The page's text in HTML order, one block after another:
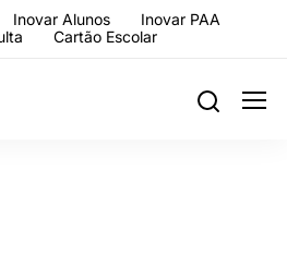
Inovar Alunos
Inovar PAA
Cartão Escolar